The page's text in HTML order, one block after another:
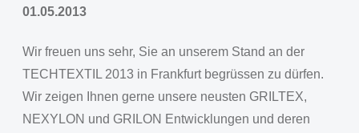
01.05.2013
Wir freuen uns sehr, Sie an unserem Stand an der
TECHTEXTIL 2013 in Frankfurt begrüssen zu dürfen.
Wir zeigen Ihnen gerne unsere neusten GRILTEX,
NEXYLON und GRILON Entwicklungen und deren